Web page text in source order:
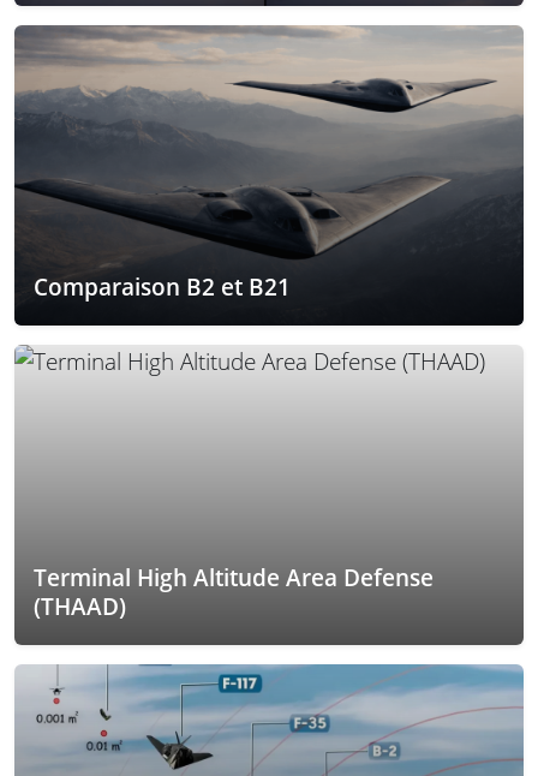
Comparaison B2 et B21
Terminal High Altitude Area Defense
(THAAD)